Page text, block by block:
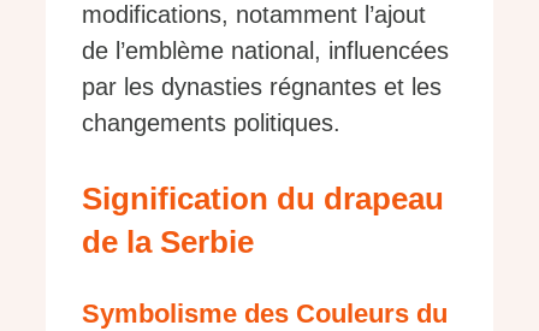
modifications, notamment l’ajout
de l’emblème national, influencées
par les dynasties régnantes et les
changements politiques.
Signification du drapeau
de la Serbie
Symbolisme des Couleurs du